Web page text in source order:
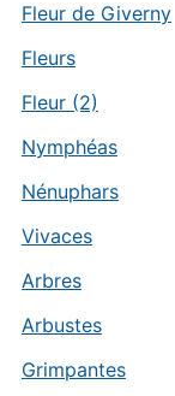
Fleur de Giverny
Fleurs
Fleur (2)
Nymphéas
Nénuphars
Vivaces
Arbres
Arbustes
Grimpantes